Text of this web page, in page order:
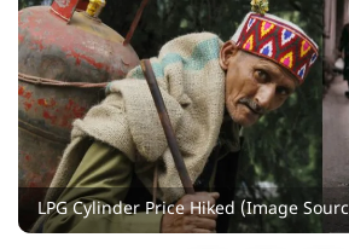
LPG Cylinder Price Hiked (Image